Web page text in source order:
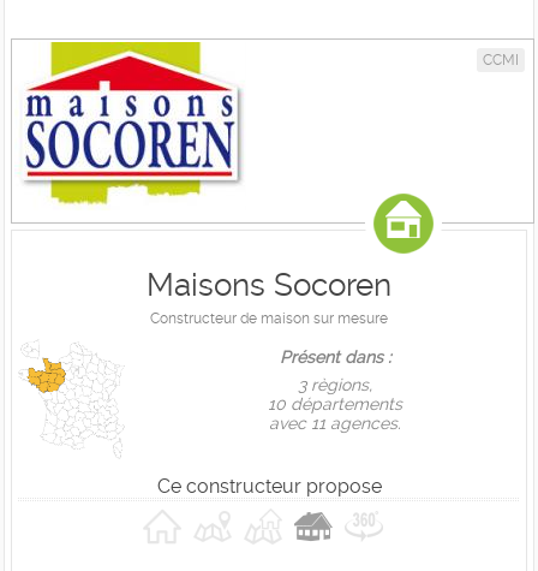
CCMI
Maisons Socoren
Constructeur de maison sur mesure
Présent dans :
3 règions,
10 départements
avec 11 agences.
Ce constructeur propose